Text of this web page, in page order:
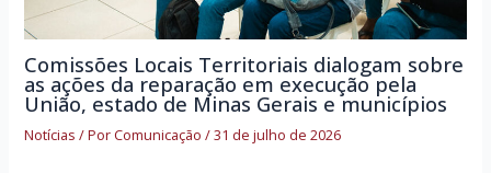
Comissões Locais Territoriais dialogam sobre
as ações da reparação em execução pela
União, estado de Minas Gerais e municípios
Notícias / PorComunicação/31 de julho de 2026